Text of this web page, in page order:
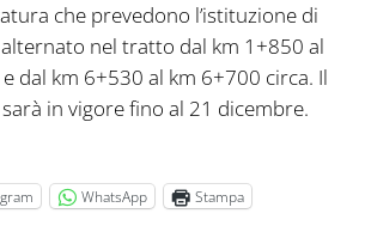
che prevedono l’istituzione di
nel tratto dal km 1+850 al
dal km 6+530 al km 6+700 circa. Il
in vigore fino al 21 dicembre.
WhatsApp Stampa